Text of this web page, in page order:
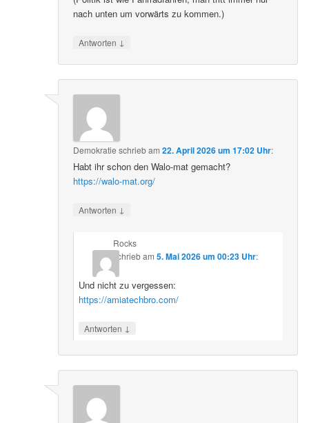
nach unten um vorwärts zu kommen.)
Antworten ↓
Demokratie schriebam22. April 2026 um 17:02 Uhr:
Habt ihr schon den Walo-mat gemacht?
https://walo-mat.org/
Antworten ↓
Rocks
schriebam 5. Mai 2026 um 00:23 Uhr:
Und nicht zu vergessen:
https://amiatechbro.com/
Antworten ↓